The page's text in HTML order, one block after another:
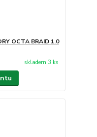
OCTA BRAID 1.0
skladem 3 ks